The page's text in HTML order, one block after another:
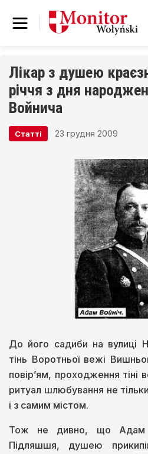
Лікар з душею
річчя з дня
Войнича
Статті 23 грудня 2009
До його садиби на вулиці
тінь Воротньої вежі
повір’ям, проходження
ритуал шлюбування не
і з самим містом.
Тож не дивно, що Адам
Підляшшя, душею